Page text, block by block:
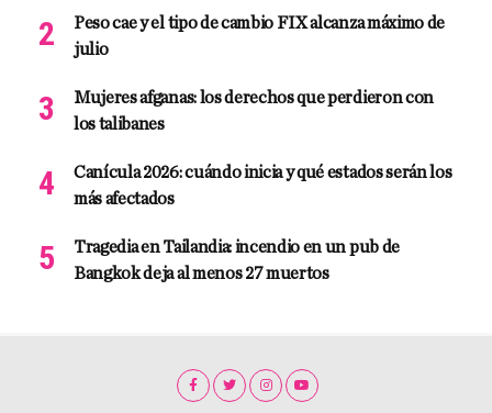
Peso cae y el tipo de cambio FIX alcanza máximo de
julio
Mujeres afganas: los derechos que perdieron con
los talibanes
Canícula 2026: cuándo inicia y qué estados serán los
más afectados
Tragedia en Tailandia: incendio en un pub de
Bangkok deja al menos 27 muertos